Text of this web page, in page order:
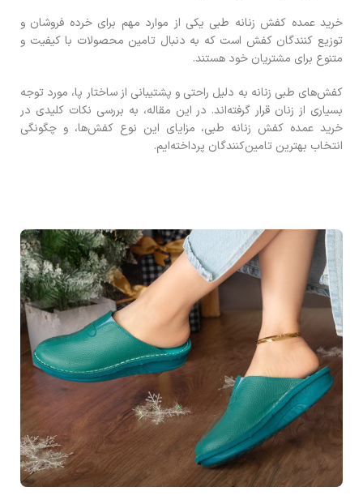
خرید عمده کفش زنانه طبی یکی از موارد مهم برای خرده ‌فروشان و
توزیع ‌کنندگان کفش است که به دنبال تامین محصولات با کیفیت و
متنوع برای مشتریان خود هستند.
کفش‌های طبی زنانه به دلیل راحتی و پشتیبانی از ساختار پا، مورد توجه
بسیاری از زنان قرار گرفته‌اند. در این مقاله، به بررسی نکات کلیدی در
خرید عمده کفش زنانه طبی، مزایای این نوع کفش‌ها، و چگونگی
انتخاب بهترین تامین‌کنندگان پرداخته‌ایم.